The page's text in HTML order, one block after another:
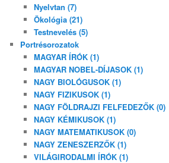
Nyelvtan (7)
Ökológia (21)
Testnevelés (5)
Portrésorozatok
MAGYAR ÍRÓK (1)
MAGYAR NOBEL-DÍJASOK (1)
NAGY BIOLÓGUSOK (1)
NAGY FIZIKUSOK (1)
NAGY FÖLDRAJZI FELFEDEZŐK (0)
NAGY KÉMIKUSOK (1)
NAGY MATEMATIKUSOK (0)
NAGY ZENESZERZŐK (1)
VILÁGIRODALMI ÍRÓK (1)